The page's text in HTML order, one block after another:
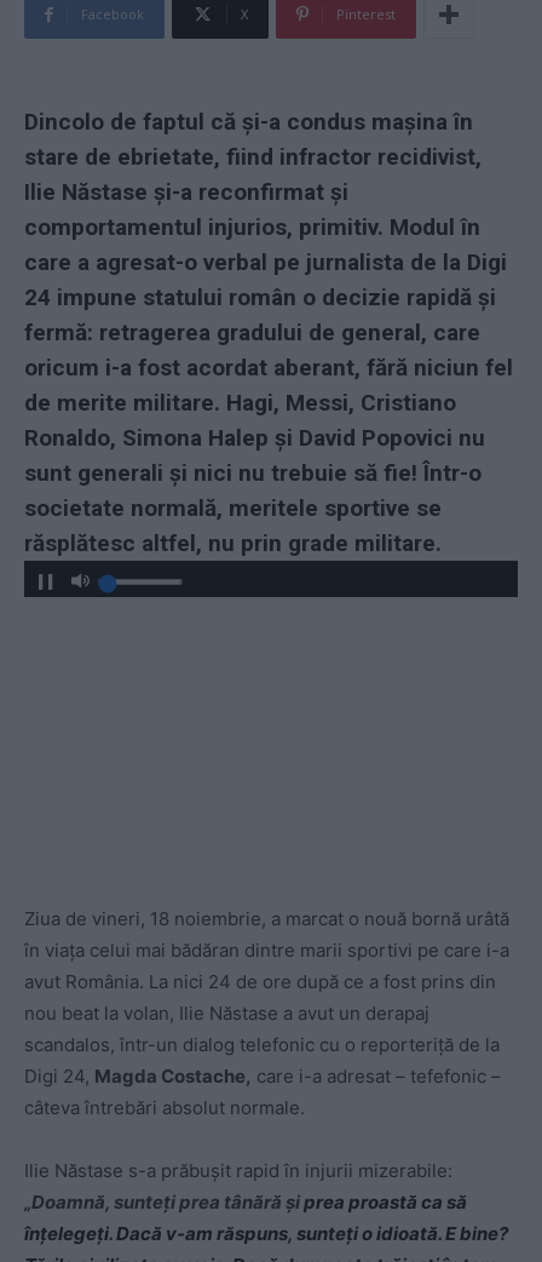
Facebook X Pinterest
Dincolo de faptul că și-a condus mașina în
stare de ebrietate, fiind infractor recidivist,
Ilie Năstase și-a reconfirmat și
comportamentul injurios, primitiv. Modul în
care a agresat-o verbal pe jurnalista de la Digi
24 impune statului român o decizie rapidă și
fermă: retragerea gradului de general, care
oricum i-a fost acordat aberant, fără niciun fel
de merite militare. Hagi, Messi, Cristiano
Ronaldo, Simona Halep și David Popovici nu
sunt generali și nici nu trebuie să fie! Într-o
societate normală, meritele sportive se
răsplătesc altfel, nu prin grade militare.
Ziua de vineri, 18 noiembrie, a marcat o nouă bornă urâtă
în viața celui mai bădăran dintre marii sportivi pe care i-a
avut România. La nici 24 de ore după ce a fost prins din
nou beat la volan, Ilie Năstase a avut un derapaj
scandalos, într-un dialog telefonic cu o reporteriță de la
Digi 24, Magda Costache, care i-a adresat – tefefonic –
câteva întrebări absolut normale.
Ilie Năstase s-a prăbușit rapid în injurii mizerabile:
„Doamnă, sunteți prea tânără șiprea proastă ca să
înțelegeți. Dacă v-am răspuns, sunteți o idioată. E bine?